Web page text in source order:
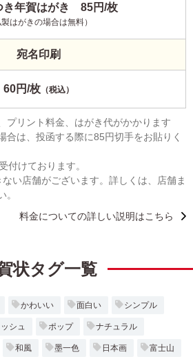
き年賀はがき 85円/枚
製はがきの場合は無料）
宛名印刷
60円/枚 （税込）
プリント料金、はがき代がかかります
合は、投函する際に85円切手をお貼りく
付けております。
い店舗がございます。詳しくは、店舗ま
。
料金についての詳しい説明はこちら
状タグ一覧
かわいい 面白い シンプル
シュ ポップ ナチュラル
和風 墨一色 日本画 富士山